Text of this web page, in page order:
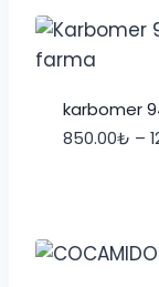
karbomer
850.00₺ –